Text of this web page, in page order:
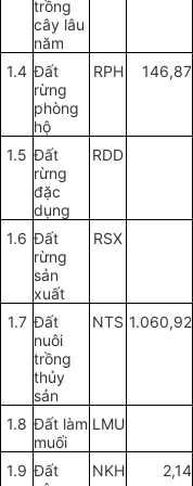
trồng
cây lâu
năm
1.4 Đất
rừng
phòng
hộ
RPH 146,87
1.5 Đất
rừng
đặc
dụng
RDD
1.6 Đất
rừng
sản
xuất
RSX
1.7 Đất
nuôi
trồng
thủy
sản
NTS 1.060,92
1.8 Đất làm
muối
LMU
1.9 Đất
NKH 2,14